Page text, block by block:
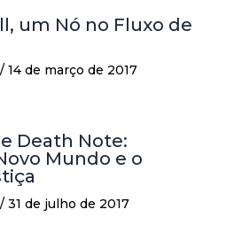
um Nó no Fluxo de
/ 14 de março de 2017
Death Note:
Mundo e o
/ 31 de julho de 2017